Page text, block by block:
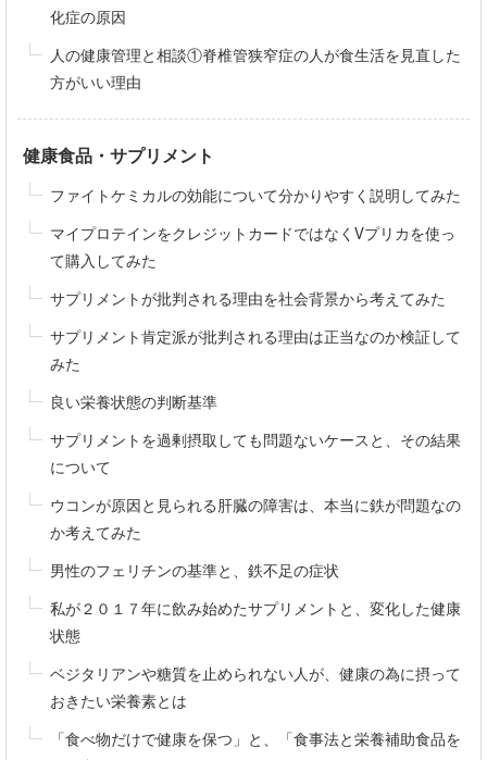
化症の原因
人の健康管理と相談①脊椎管狭窄症の人が食生活を見直した
方がいい理由
健康食品・サプリメント
ファイトケミカルの効能について分かりやすく説明してみた
マイプロテインをクレジットカードではなくVプリカを使っ
て購入してみた
サプリメントが批判される理由を社会背景から考えてみた
サプリメント肯定派が批判される理由は正当なのか検証して
みた
良い栄養状態の判断基準
サプリメントを過剰摂取しても問題ないケースと、その結果
について
ウコンが原因と見られる肝臓の障害は、本当に鉄が問題なの
か考えてみた
男性のフェリチンの基準と、鉄不足の症状
私が２０１７年に飲み始めたサプリメントと、変化した健康
状態
ベジタリアンや糖質を止められない人が、健康の為に摂って
おきたい栄養素とは
「食べ物だけで健康を保つ」と、「食事法と栄養補助食品を